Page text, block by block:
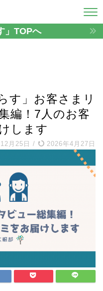
」TOPへ
す」お客さまリ
編！7人のお客
します
月25日 / 2026年4月27日